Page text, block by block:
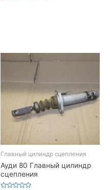
Главный цилиндр сцепления
Ауди 80 Главный цилиндр
сцепления